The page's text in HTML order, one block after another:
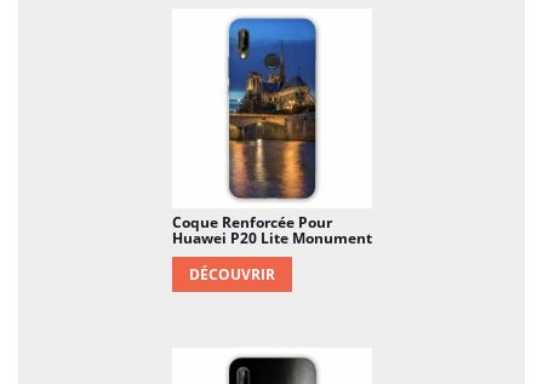
Coque Renforcée Pour
Huawei P20 Lite Monument
DÉCOUVRIR